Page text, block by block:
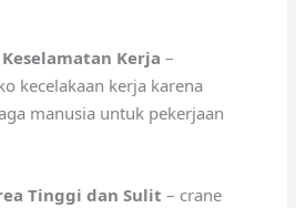
Kerja –
kecelakaan kerja karena
manusia untuk pekerjaan
Tinggi dan Sulit – crane